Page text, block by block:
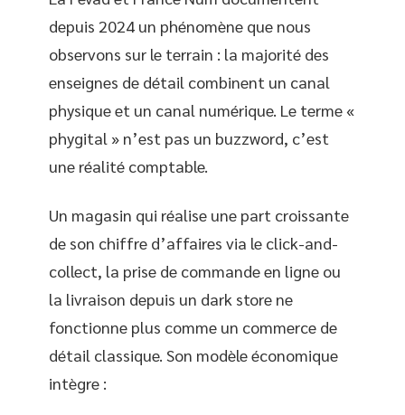
depuis 2024 un phénomène que nous
observons sur le terrain : la majorité des
enseignes de détail combinent un canal
physique et un canal numérique. Le terme «
phygital » n’est pas un buzzword, c’est
une réalité comptable.
Un magasin qui réalise une part croissante
de son chiffre d’affaires via le click-and-
collect, la prise de commande en ligne ou
la livraison depuis un dark store ne
fonctionne plus comme un commerce de
détail classique. Son modèle économique
intègre :